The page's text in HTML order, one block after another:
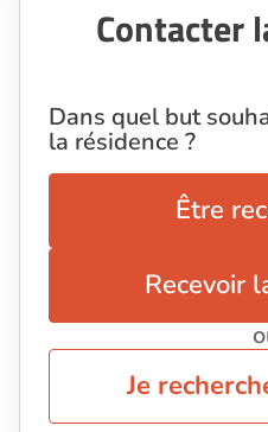
Contacter
Dans quel but
la résidence ?
Être
Recevoir
Je